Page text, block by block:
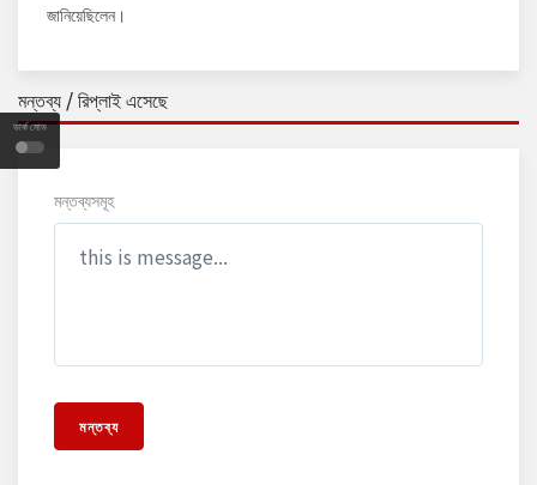
ডার্ক মোড
জানিয়েছিলেন।
মন্তব্য / রিপ্লাই এসেছে
মন্তব্যসমূহ
মন্তব্য